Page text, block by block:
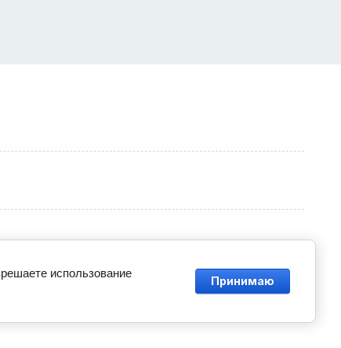
2026
использование
Принимаю